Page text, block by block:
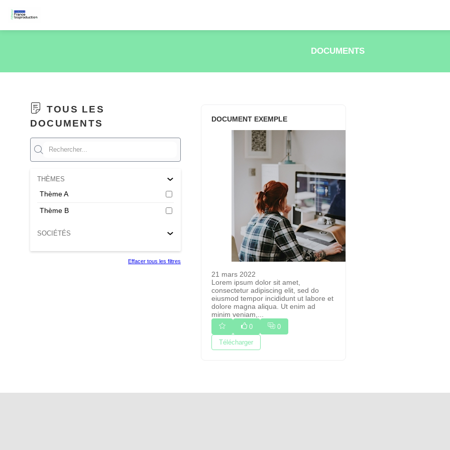
DOCUMENTS
TOUS LES
DOCUMENTS
THÈMES
Thème A
Thème B
SOCIÉTÉS
Effacer tous les filtres
DOCUMENT EXEMPLE
21 mars 2022
Lorem ipsum dolor sit amet,
consectetur adipiscing elit, sed do
eiusmod tempor incididunt ut labore et
dolore magna aliqua. Ut enim ad
minim veniam,...
0 0
Télécharger